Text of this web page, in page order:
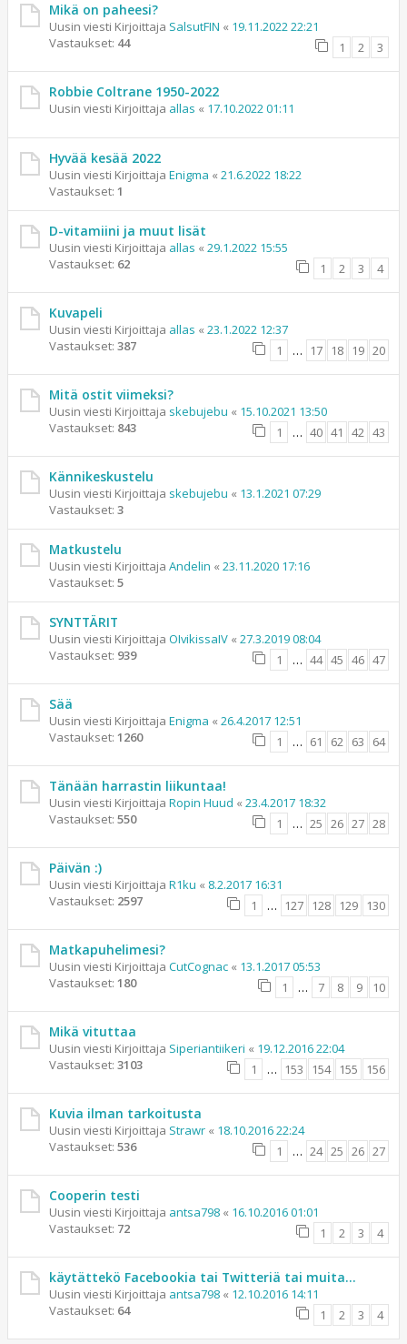
Mikä on paheesi?
Uusin viesti Kirjoittaja SalsutFIN « 19.11.2022 22:21
Vastaukset: 44 1 2 3
Robbie Coltrane 1950-2022
Uusin viesti Kirjoittaja allas « 17.10.2022 01:11
Hyvää kesää 2022
Uusin viesti Kirjoittaja Enigma « 21.6.2022 18:22
Vastaukset: 1
D-vitamiini ja muut lisät
Uusin viesti Kirjoittaja allas « 29.1.2022 15:55
Vastaukset: 62 1 2 3 4
Kuvapeli
Uusin viesti Kirjoittaja allas « 23.1.2022 12:37
Vastaukset: 387 1 … 17 18 19 20
Mitä ostit viimeksi?
Uusin viesti Kirjoittaja skebujebu « 15.10.2021 13:50
Vastaukset: 843 1 … 40 41 42 43
Kännikeskustelu
Uusin viesti Kirjoittaja skebujebu « 13.1.2021 07:29
Vastaukset: 3
Matkustelu
Uusin viesti Kirjoittaja Andelin « 23.11.2020 17:16
Vastaukset: 5
SYNTTÄRIT
Uusin viesti Kirjoittaja OIvikissaIV « 27.3.2019 08:04
Vastaukset: 939 1 … 44 45 46 47
Sää
Uusin viesti Kirjoittaja Enigma « 26.4.2017 12:51
Vastaukset: 1260 1 … 61 62 63 64
Tänään harrastin liikuntaa!
Uusin viesti Kirjoittaja Ropin Huud « 23.4.2017 18:32
Vastaukset: 550 1 … 25 26 27 28
Päivän :)
Uusin viesti Kirjoittaja R1ku « 8.2.2017 16:31
Vastaukset: 2597 1 … 127 128 129 130
Matkapuhelimesi?
Uusin viesti Kirjoittaja CutCognac « 13.1.2017 05:53
Vastaukset: 180 1 … 7 8 9 10
Mikä vituttaa
Uusin viesti Kirjoittaja Siperiantiikeri « 19.12.2016 22:04
Vastaukset: 3103 1 … 153 154 155 156
Kuvia ilman tarkoitusta
Uusin viesti Kirjoittaja Strawr « 18.10.2016 22:24
Vastaukset: 536 1 … 24 25 26 27
Cooperin testi
Uusin viesti Kirjoittaja antsa798 « 16.10.2016 01:01
Vastaukset: 72 1 2 3 4
käytättekö Facebookia tai Twitteriä tai muita...
Uusin viesti Kirjoittaja antsa798 « 12.10.2016 14:11
Vastaukset: 64 1 2 3 4